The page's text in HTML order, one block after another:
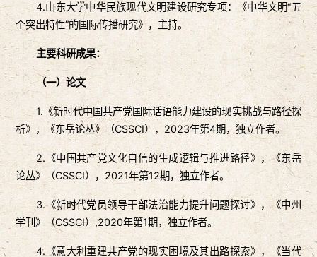
4.山东大学中华民族现代文明建设研究专项：《中华文明“五
个突出特性”的国际传播研究》，主持。
主要科研成果：
（一）论文
1.《新时代中国共产党国际话语能力建设的现实挑战与路径探
析》，《东岳论丛》（CSSCI），2023年第4期，独立作者。
2.《中国共产党文化自信的生成逻辑与推进路径》，《东岳
论丛》（CSSCI），2021年第12期，独立作者。
3.《新时代党员领导干部法治能力提升问题探讨》，《中州
学刊》（CSSCI）,2020年第1期，独立作者。
4.《意大利重建共产党的现实困境及其出路探索》，《当代